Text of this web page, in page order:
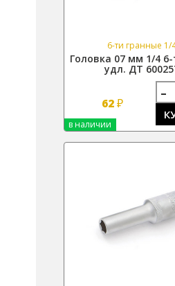
6-ти гранные 1/
Головка 07 мм 1/4 6-
удл. ДТ
62₽ -
в наличии